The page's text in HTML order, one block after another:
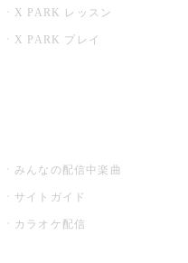
X PARK レッスン
X PARK プレイ
みんなの配信中楽曲
サイトガイド
カラオケ配信